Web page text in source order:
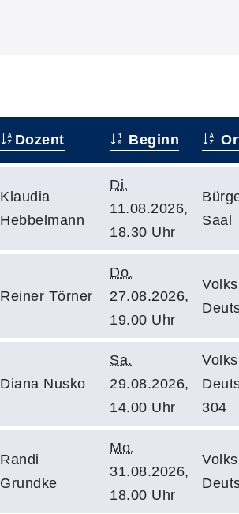
Dozent Beginn
Klaudia
Hebbelmann
Di.
11.08.2026,
18.30 Uhr
Saal
Reiner Törner
Do.
27.08.2026,
19.00 Uhr
Diana Nusko
Sa.
29.08.2026,
14.00 Uhr
304
Randi
Grundke
Mo.
31.08.2026,
18.00 Uhr